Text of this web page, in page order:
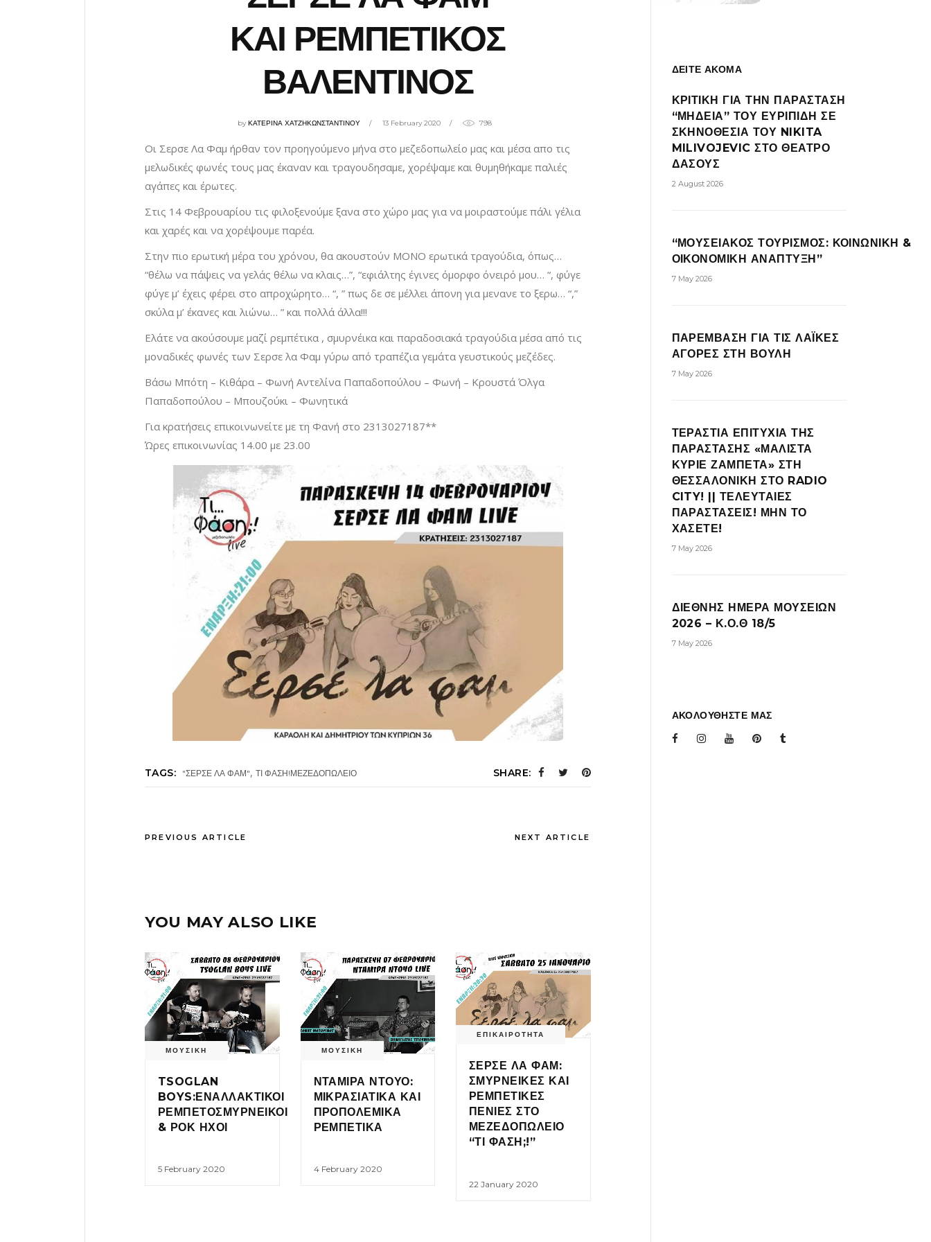
ΚΑΙ ΡΕΜΠΕΤΙΚΟΣ
ΒΑΛΕΝΤΙΝΟΣ
byΚΑΤΕΡΙΝΑ ΧΑΤΖΗΚΩΝΣΤΑΝΤΙΝΟΥ 13 February 2020 798
Οι Σερσε Λα Φαμ ήρθαν τον προηγούμενο μήνα στο μεζεδοπωλείο μας και μέσα απο τις
μελωδικές φωνές τους μας έκαναν και τραγουδησαμε, χορέψαμε και θυμηθήκαμε παλιές
αγάπες και έρωτες.
Στις 14 Φεβρουαρίου τις φιλοξενούμε ξανα στο χώρο μας για να μοιραστούμε πάλι γέλια
και χαρές και να χορέψουμε παρέα.
Στην πιο ερωτική μέρα του χρόνου, θα ακουστούν ΜΟΝΟ ερωτικά τραγούδια, όπως…
“θέλω να πάψεις να γελάς θέλω να κλαις…”, “εφιάλτης έγινες όμορφο όνειρό μου… “, φύγε
φύγε μ’ έχεις φέρει στο απροχώρητο… “, ” πως δε σε μέλλει άπονη για μενανε το ξερω… “,”
σκύλα μ’ έκανες και λιώνω… ” και πολλά άλλα!!!
Ελάτε να ακούσουμε μαζί ρεμπέτικα , σμυρνέικα και παραδοσιακά τραγούδια μέσα από τις
μοναδικές φωνές των Σερσε λα Φαμ γύρω από τραπέζια γεμάτα γευστικούς μεζέδες.
Βάσω Μπότη – Κιθάρα – Φωνή Αντελίνα Παπαδοπούλου – Φωνή – Κρουστά Όλγα
Παπαδοπούλου – Μπουζούκι – Φωνητικά
Για κρατήσεις επικοινωνείτε με τη Φανή στο 2313027187**
Ώρες επικοινωνίας 14.00 με 23.00
TAGS: "ΣΕΡΣΕ ΛΑ ΦΑΜ",ΤΙ ΦΑΣΗ!ΜΕΖΕΔΟΠΩΛΕΙΟ SHARE:
PREVIOUS ARTICLE NEXT ARTICLE
YOU MAY ALSO LIKE
ΜΟΥΣΙΚΗ
TSOGLAN
BOYS:ΕΝΑΛΛΑΚΤΙΚΟΙ
ΡΕΜΠΕΤΟΣΜΥΡΝΕΙΚΟΙ
& ΡΟΚ ΗΧΟΙ
5 February 2020
ΜΟΥΣΙΚΗ
ΝΤΑΜΙΡΑ ΝΤΟΥΟ:
ΜΙΚΡΑΣΙΑΤΙΚΑ ΚΑΙ
ΠΡΟΠΟΛΕΜΙΚΑ
ΡΕΜΠΕΤΙΚΑ
4 February 2020
ΕΠΙΚΑΙΡΟΤΗΤΑ
ΣΕΡΣΕ ΛΑ ΦΑΜ:
ΣΜΥΡΝΕΙΚΕΣ ΚΑΙ
ΡΕΜΠΕΤΙΚΕΣ
ΠΕΝΙΕΣ ΣΤΟ
ΜΕΖΕΔΟΠΩΛΕΙΟ
“ΤΙ ΦΑΣΗ;!”
22 January 2020
ΔΕΙΤΕ ΑΚΟΜΑ
ΚΡΙΤΙΚΗ ΓΙΑ ΤΗΝ ΠΑΡΑΣΤΑΣΗ
“ΜΗΔΕΙΑ” ΤΟΥ ΕΥΡΙΠΙΔΗ ΣΕ
ΣΚΗΝΟΘΕΣΙΑ ΤΟΥ NIKITA
MILIVOJEVIC ΣΤΟ ΘΕΑΤΡΟ
ΔΑΣΟΥΣ
2 August 2026
“ΜΟΥΣΕΙΑΚΟΣ ΤΟΥΡΙΣΜΟΣ: ΚΟΙΝΩΝΙΚΗ &
ΟΙΚΟΝΟΜΙΚΗ ΑΝΑΠΤΥΞΗ”
7 May 2026
ΠΑΡΕΜΒΑΣΗ ΓΙΑ ΤΙΣ ΛΑΪΚΕΣ
ΑΓΟΡΕΣ ΣΤΗ ΒΟΥΛΗ
7 May 2026
ΤΕΡΑΣΤΙΑ ΕΠΙΤΥΧΙΑ ΤΗΣ
ΠΑΡΑΣΤΑΣΗΣ «ΜΑΛΙΣΤΑ
ΚΥΡΙΕ ΖΑΜΠΕΤΑ» ΣΤΗ
ΘΕΣΣΑΛΟΝΙΚΗ ΣΤΟ RADIO
CITY! || ΤΕΛΕΥΤΑΙΕΣ
ΠΑΡΑΣΤΑΣΕΙΣ! ΜΗΝ ΤΟ
ΧΑΣΕΤΕ!
7 May 2026
ΔΙΕΘΝΗΣ ΗΜΕΡΑ ΜΟΥΣΕΙΩΝ
2026 – Κ.Ο.Θ 18/5
7 May 2026
ΑΚΟΛΟΥΘΗΣΤΕ ΜΑΣ